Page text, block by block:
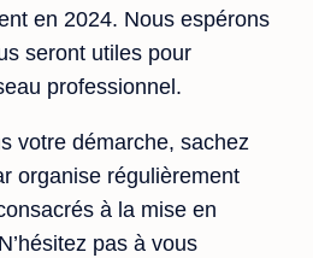
en 2024. Nous espérons
seront utiles pour
professionnel.
votre démarche, sachez
organise régulièrement
à la mise en
pas à vous